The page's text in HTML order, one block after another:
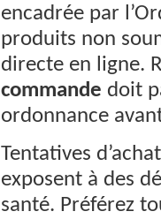
encadrée par
produits non
directe en ligne.
commande doit
ordonnance
Tentatives
exposent à des
santé. Préférez